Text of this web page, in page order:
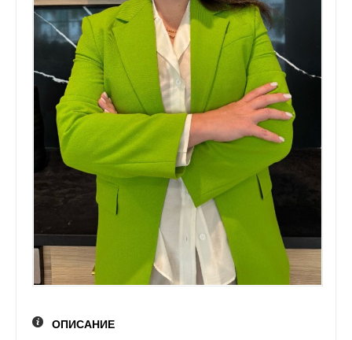
ГАЗЕТА `УРЯДОВИЙ КУР`ЄР`
ЖУРНАЛ `ІНТЕРНАУКА`
ВБФ ЖУРНАЛІСТСЬКА ІНІЦИАТИВА
MILLENIUM CLUB
ТЕТЯНА ПУТІНЦЕВА ВІДЗНАЧЕНА
НАГОРОДОЮ УКРАЇНИ «ОРДЕНОМ
КОРОЛЕВИ АННИ „ЧЕСТЬ ВІТЧИЗНИ“
МЕДИЧНИЙ ЦЕНТР КАМ'ЯНЕЦЬ-
ПОДІЛЬСЬКИЙ
НАТЕЛЛА ГОРОДЕЦЬКА ВШАНОВАНА
НАЦІОНАЛЬНОЮ НАГОРОДОЮ “ЛІДЕР
ПІДПРИЄМНИЦТВА УКРАЇНИ – 2021”
КОНТАКТИ
ЗАХОДИ
ЗАРУБІЖНІ ЗАХОДИ
НАЦІОНАЛЬНІ ЗАХОДИ
ОПИСАНИЕ